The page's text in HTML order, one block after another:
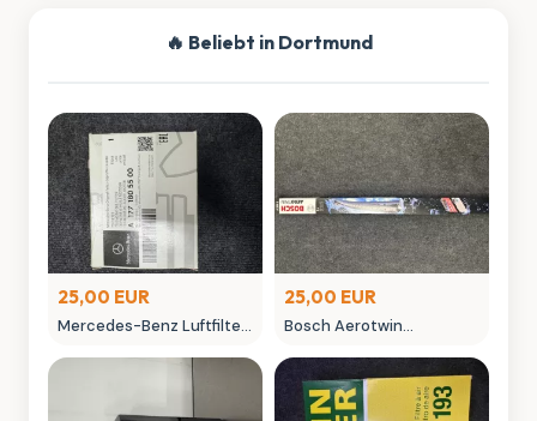
🔥 Beliebt in Dortmund
25,00 EUR
Mercedes-Benz Luftfilter
Ersatzteil
25,00 EUR
Bosch Aerotwin
neuwertig in OVP